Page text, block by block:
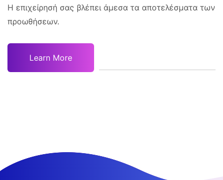
Η επιχείρησή σας βλέπει άμεσα τα αποτελέσματα των
προωθήσεων.
Learn More